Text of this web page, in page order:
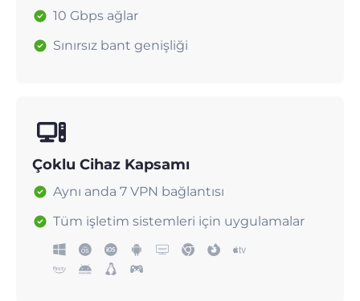
10 Gbps ağlar
Sınırsız bant genişliği
Çoklu Cihaz Kapsamı
Aynı anda 7 VPN bağlantısı
Tüm işletim sistemleri için uygulamalar